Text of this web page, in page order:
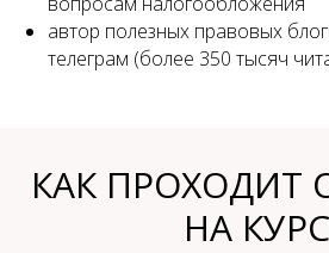
автор полезных правовых
телеграм (более 350 тысяч
КАК ПРОХОДИТ
НА